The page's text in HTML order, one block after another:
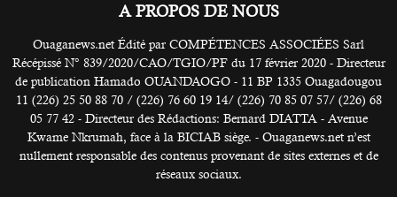
A PROPOS DE NOUS
Ouaganews.net Édité par COMPÉTENCES ASSOCIÉES Sarl
Récépissé N° 839/2020/CAO/TGIO/PF du 17 février 2020 - Directeur
de publication Hamado OUANDAOGO - 11 BP 1335 Ouagadougou
11 (226) 25 50 88 70 / (226) 76 60 19 14/ (226) 70 85 07 57/ (226) 68
05 77 42 - Directeur des Rédactions: Bernard DIATTA - Avenue
Kwame Nkrumah, face à la BICIAB siège. - Ouaganews.net n’est
nullement responsable des contenus provenant de sites externes et de
réseaux sociaux.